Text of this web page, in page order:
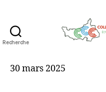
Recherche
30 mars 2025